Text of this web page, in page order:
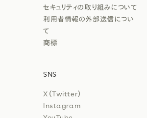
セキュリティの取り組みについて
利用者情報の外部送信につい
て
商標
SNS
X（Twitter）
Instagram